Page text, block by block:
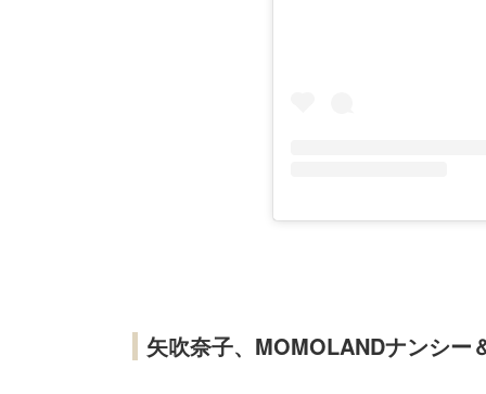
矢吹奈子、MOMOLANDナンシー